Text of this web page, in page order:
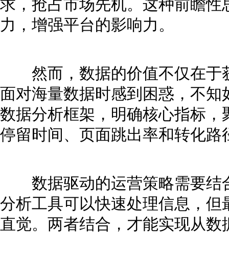
求，抢占市场先机。这种前瞻
力，增强平台的影响力。
然而，数据的价值不仅在于
面对海量数据时感到困惑，不
数据分析框架，明确核心指标
停留时间、页面跳出率和转化
数据驱动的运营策略需要结
分析工具可以快速处理信息，
直觉。两者结合，才能实现从数